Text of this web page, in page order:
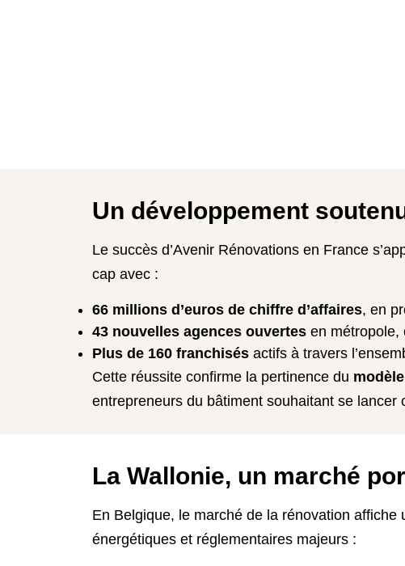
Un développement
Le succès d’Avenir Rénovations en France
cap avec :
66 millions d’euros de chiffre d’affaires, en
43 nouvelles agences ouvertes en métropole,
Plus de 160 franchisés actifs à travers
Cette réussite confirme la pertinence du
entrepreneurs du bâtiment souhaitant se
La Wallonie, un marché
En Belgique, le marché de la rénovation affiche
énergétiques et réglementaires majeurs :